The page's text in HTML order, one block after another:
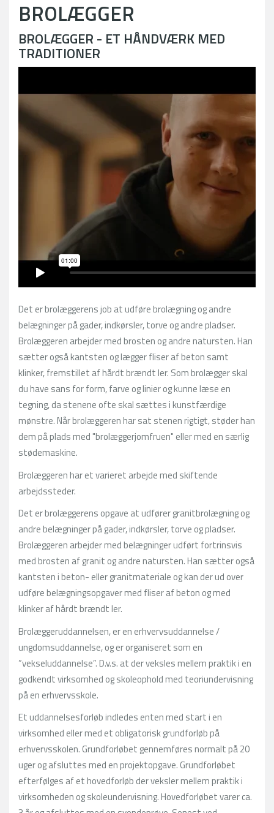
BROLÆGGER
BROLÆGGER - ET HÅNDVÆRK MED
TRADITIONER
Det er brolæggerens job at udføre brolægning og andre
belægninger på gader, indkørsler, torve og andre pladser.
Brolæggeren arbejder med brosten og andre natursten. Han
sætter også kantsten og lægger fliser af beton samt
klinker, fremstillet af hårdt brændt ler. Som brolægger skal
du have sans for form, farve og linier og kunne læse en
tegning, da stenene ofte skal sættes i kunstfærdige
mønstre. Når brolæggeren har sat stenen rigtigt, støder han
dem på plads med "brolæggerjomfruen" eller med en særlig
stødemaskine.
Brolæggeren har et varieret arbejde med skiftende
arbejdssteder.
Det er brolæggerens opgave at udfører granitbrolægning og
andre belægninger på gader, indkørsler, torve og pladser.
Brolæggeren arbejder med belægninger udført fortrinsvis
med brosten af granit og andre natursten. Han sætter også
kantsten i beton- eller granitmateriale og kan der ud over
udføre belægningsopgaver med fliser af beton og med
klinker af hårdt brændt ler.
Brolæggeruddannelsen, er en erhvervsuddannelse /
ungdomsuddannelse, og er organiseret som en
”vekseluddannelse”. D.v.s. at der veksles mellem praktik i en
godkendt virksomhed og skoleophold med teoriundervisning
på en erhvervsskole.
Et uddannelsesforløb indledes enten med start i en
virksomhed eller med et obligatorisk grundforløb på
erhvervsskolen. Grundforløbet gennemføres normalt på 20
uger og afsluttes med en projektopgave. Grundforløbet
efterfølges af et hovedforløb der veksler mellem praktik i
virksomheden og skoleundervisning. Hovedforløbet varer ca.